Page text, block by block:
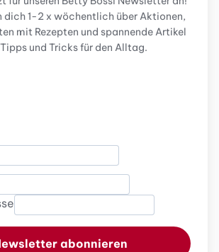
dich 1-2 x wöchentlich über Aktionen,
mit Rezepten und spannende Artikel
und Tricks für den Alltag.
abonnieren